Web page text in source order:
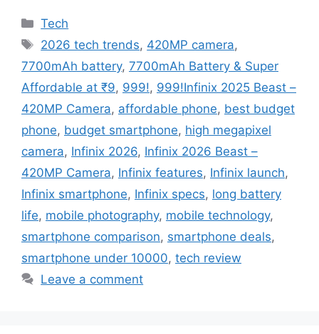
Categories
Tech
Tags
2026 tech trends, 420MP camera,
7700mAh battery, 7700mAh Battery & Super
Affordable at ₹9, 999!, 999!Infinix 2025 Beast –
420MP Camera, affordable phone, best budget
phone, budget smartphone, high megapixel
camera, Infinix 2026, Infinix 2026 Beast –
420MP Camera, Infinix features, Infinix launch,
Infinix smartphone, Infinix specs, long battery
life, mobile photography, mobile technology,
smartphone comparison, smartphone deals,
smartphone under 10000, tech review
Leave a comment